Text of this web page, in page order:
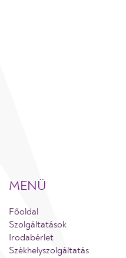
MENÜ
Főoldal
Szolgáltatások
Irodabérlet
Székhelyszolgáltatás